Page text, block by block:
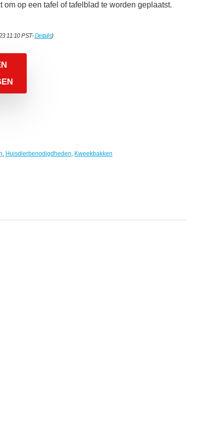
om op een tafel of tafelblad te worden geplaatst.
11:10 PST-Details)
, Huisdierbenodigdheden, Kweekbakken